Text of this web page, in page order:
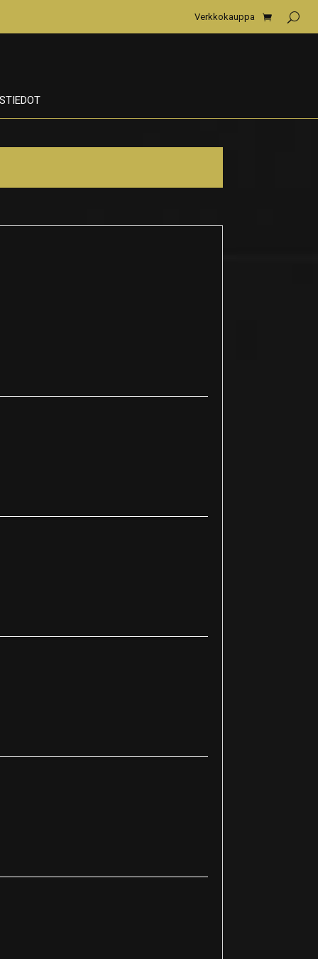
Verkkokauppa